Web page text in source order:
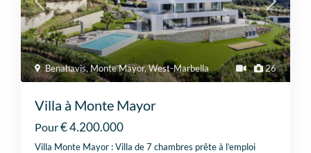
26
Benahavis,Monte Mayor,West-Marbella
Villa à Monte Mayor
Pour€ 4.200.000
Villa Monte Mayor : Villa de 7 chambres prête à l’emploi